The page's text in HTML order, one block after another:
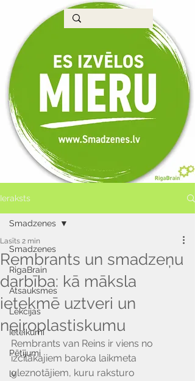
Ieraksts
Smadzenes
RigaBrain
Atsauksmes
Lekcijas
Ieteikumi
Pētījumi
lv
Smadzenes
Rembrants un smadzeņu
darbība: kā māksla
ietekmē uztveri un
neiroplastiskumu
Lasīts 2 min
Rembrants van Reins ir viens no
izcilākajiem baroka laikmeta
gleznotājiem, kuru raksturo